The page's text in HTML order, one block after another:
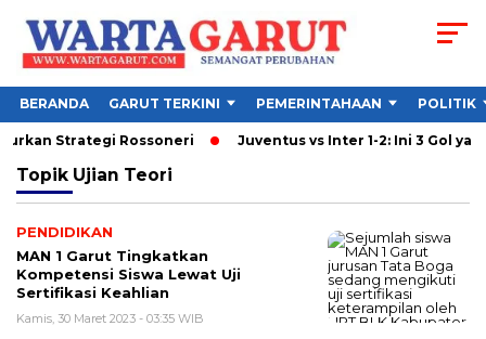
BERANDA GARUT TERKINI PEMERINTAHAAN POLITIK
Strategi Rossoneri Juventus vs Inter 1-2: Ini 3 Gol
Topik Ujian Teori
PENDIDIKAN
MAN 1 Garut Tingkatkan
Kompetensi Siswa Lewat Uji
Sertifikasi Keahlian
Kamis, 30 Maret 2023 - 03:35 WIB